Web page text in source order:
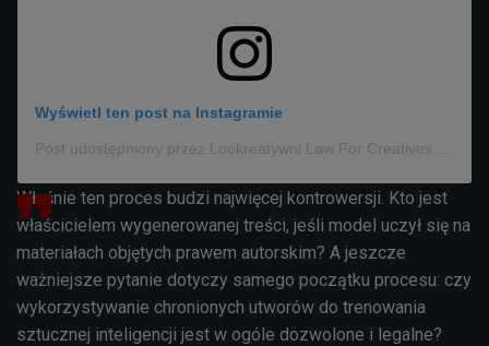
Wyświetl ten post na Instagramie
Właśnie ten proces budzi najwięcej kontrowersji. Kto jest
właścicielem wygenerowanej treści, jeśli model uczył się na
materiałach objętych prawem autorskim? A jeszcze
ważniejsze pytanie dotyczy samego początku procesu: czy
wykorzystywanie chronionych utworów do trenowania
sztucznej inteligencji jest w ogóle dozwolone i legalne?